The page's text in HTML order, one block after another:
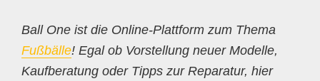
Ball One ist die Online-Plattform zum Thema
Fußbälle! Egal ob Vorstellung neuer Modelle,
Kaufberatung oder Tipps zur Reparatur, hier